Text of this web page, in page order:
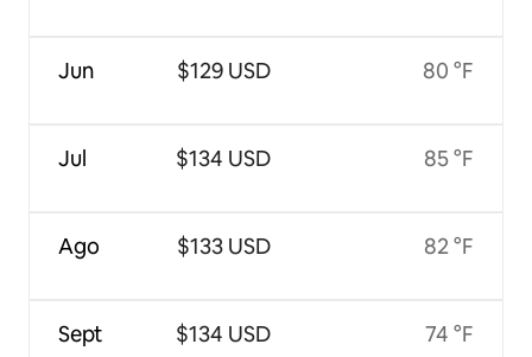
Jun
Jul
Ago
Sept
$129 USD
$134 USD
$133 USD
$134 USD
80 °F
85 °F
82 °F
74 °F